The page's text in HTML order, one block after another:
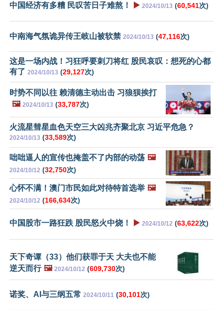
中国经济有多糟 民叹苦日子难熬！ ▶️ 2024/10/13 (60,541次)
中南海气氛诡异传王岐山被软禁 2024/10/13 (47,116次)
这是一场内战！习狂呼要刺刀将红 股民哀叹：想死的心都
有了 2024/10/13 (29,127次)
时势不同以往 赖清德主动出击 习狼狈挨打
🖼️ 2024/10/13 (33,787次)
火流星彗星血色天空三大凶兆齐聚北京 习近平危急？
2024/10/13 (33,589次)
咄咄逼人的宣传也掩盖不了内部的动荡 🖼️
2024/10/12 (32,750次)
心怀不满！澳门市民如此对待特首选举 🖼️
2024/10/12 (166,634次)
中国股市一路狂跌 股民怒火中烧！ ▶️ 2024/10/12 (63,622次)
天下奇谭（33）他们获罪于天 大夫也不能
逆天而行 🖼️ 2024/10/12 (609,730次)
诺奖、AI与三纲五常 2024/10/11 (30,101次)